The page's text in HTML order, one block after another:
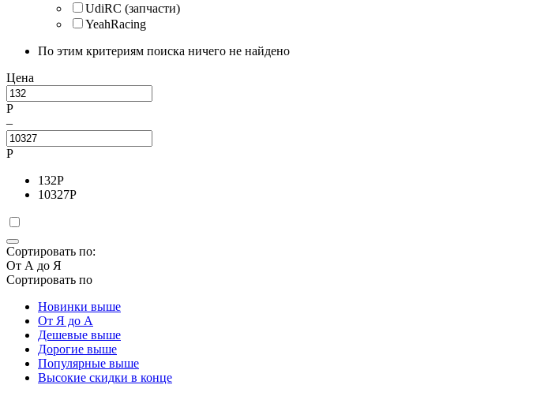
UdiRC (запчасти)
YeahRacing
По этим критериям поиска ничего не найдено
Цена
Р
–
Р
132Р
10327Р
Сортировать по:
От А до Я
Сортировать по
Новинки выше
От Я до А
Дешевые выше
Дорогие выше
Популярные выше
Высокие скидки в конце